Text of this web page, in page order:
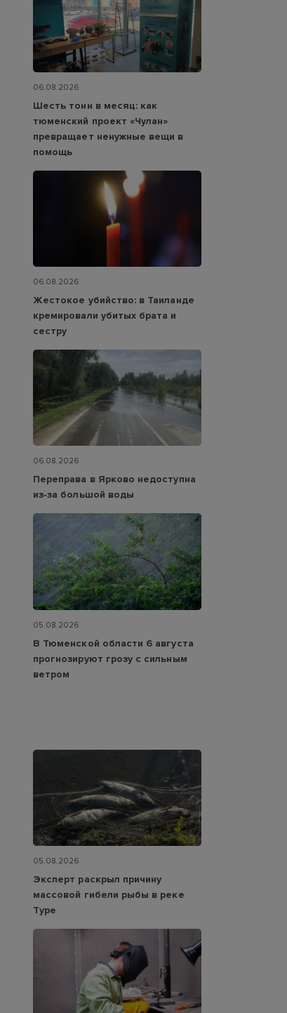
06.08.2026
Шесть тонн в месяц: как
тюменский проект «Чулан»
превращает ненужные вещи в
помощь
06.08.2026
Жестокое убийство: в Таиланде
кремировали убитых брата и
сестру
06.08.2026
Переправа в Ярково недоступна
из‑за большой воды
05.08.2026
В Тюменской области 6 августа
прогнозируют грозу с сильным
ветром
05.08.2026
Эксперт раскрыл причину
массовой гибели рыбы в реке
Туре